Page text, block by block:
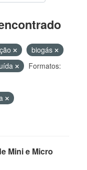
biogás
Formatos:
Mini e Micro